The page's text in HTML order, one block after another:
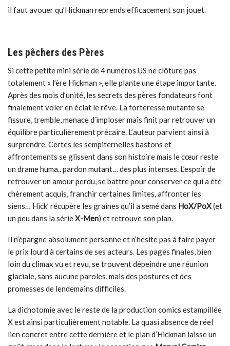
il faut avouer qu’Hickman reprends efficacement son jouet.
Les pêchers des Pères
Si cette petite mini série de 4 numéros US ne clôture pas
totalement « l’ère Hickman », elle plante une étape importante.
Après des mois d’unité, les secrets des pères fondateurs font
finalement voler en éclat le rêve. La forteresse mutante se
fissure, tremble, menace d’imploser mais finit par retrouver un
équilibre particulièrement précaire. L’auteur parvient ainsi à
surprendre. Certes les sempiternelles bastons et
affrontements se glissent dans son histoire mais le cœur reste
un drame huma.. pardon mutant… des plus intenses. L’espoir de
retrouver un amour perdu, se battre pour conserver ce qui a été
chèrement acquis, franchir certaines limites, affronter les
siens… Hick’ récupère les graines qu’il a semé dans HoX/PoX(et
un peu dans la sérieX-Men) et retrouve son plan.
Il n’épargne absolument personne et n’hésite pas à faire payer
le prix lourd à certains de ses acteurs. Les pages finales, bien
loin du climax vu et revu, se trouvent dépeindre une réunion
glaciale, sans aucune paroles, mais des postures et des
promesses de lendemains difficiles.
La dichotomie avec le reste de la production comics estampillée
X est ainsi particulièrement notable. La quasi absence de réel
lien concret entre cette dernière et le plan d’Hickman laisse un